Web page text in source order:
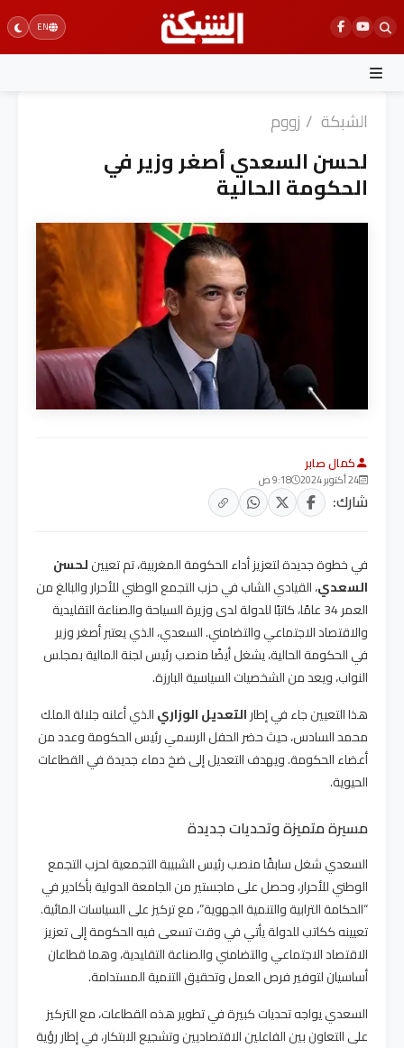
Skip
to
content
EN
الشبكة / زووم
لحسن السعدي أصغر وزير في
الحكومة الحالية
كمال صابر
24 أكتوبر 2024 9:18 ص
شارك:
في خطوة جديدة لتعزيز أداء الحكومة المغربية، تم تعيينلحسن
السعدي، القيادي الشاب في حزب التجمع الوطني للأحرار والبالغ من
العمر 34 عامًا، كاتبًا للدولة لدى وزيرة السياحة والصناعة التقليدية
والاقتصاد الاجتماعي والتضامني. السعدي، الذي يعتبر أصغر وزير
في الحكومة الحالية، يشغل أيضًا منصب رئيس لجنة المالية بمجلس
النواب، ويعد من الشخصيات السياسية البارزة.
هذا التعيين جاء في إطارالتعديل الوزاريالذي أعلنه جلالة الملك
محمد السادس، حيث حضر الحفل الرسمي رئيس الحكومة وعدد من
أعضاء الحكومة. ويهدف التعديل إلى ضخ دماء جديدة في القطاعات
الحيوية.
مسيرة متميزة وتحديات جديدة
السعدي شغل سابقًا منصب رئيس الشبيبة التجمعية لحزب التجمع
الوطني للأحرار، وحصل على ماجستير من الجامعة الدولية بأكادير في
“الحكامة الترابية والتنمية الجهوية”، مع تركيز على السياسات المائية.
تعيينه ككاتب للدولة يأتي في وقت تسعى فيه الحكومة إلى تعزيز
الاقتصاد الاجتماعي والتضامني والصناعة التقليدية، وهما قطاعان
أساسيان لتوفير فرص العمل وتحقيق التنمية المستدامة.
السعدي يواجه تحديات كبيرة في تطوير هذه القطاعات، مع التركيز
على التعاون بين الفاعلين الاقتصاديين وتشجيع الابتكار، في إطار رؤية